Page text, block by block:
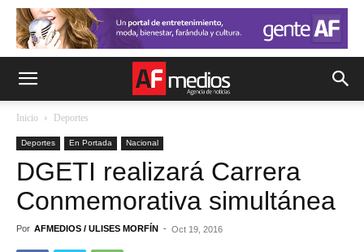
Inicio Deportes
Deportes En Portada Nacional
DGETI realizará Carrera
Conmemorativa simultánea
Por AFMEDIOS / ULISES MORFÍN - Oct 19, 2016